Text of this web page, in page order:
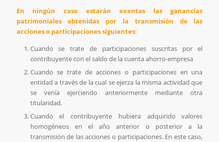
En ningún caso estarán exentas las ganancias
patrimoniales obtenidas por la transmisión de las
acciones o participaciones siguientes:
Cuando se trate de participaciones suscritas por el
contribuyente con el saldo de la cuenta ahorro-empresa
Cuando se trate de acciones o participaciones en una
entidad a través de la cual se ejerza la misma actividad que
se venía ejerciendo anteriormente mediante otra
titularidad.
Cuando el contribuyente hubiera adquirido valores
homogéneos en el año anterior o posterior a la
transmisión de las acciones o participaciones. En este caso,